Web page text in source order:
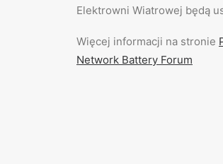
Elektrowni Wiatrowej będą
Więcej informacji na stronie
Network Battery Forum